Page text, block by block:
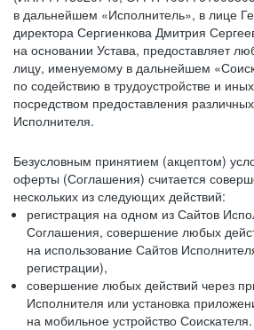
в дальнейшем «Исполнитель», в лице
директора Сергиенкова Дмитрия
на основании Устава, предоставляет
лицу, именуемому в дальнейшем
по содействию в трудоустройстве и
посредством предоставления
Исполнителя.
Безусловным принятием (акцептом)
оферты (Соглашения) считается
нескольких из следующих действий:
регистрация на одном из Сайтов
Соглашения, совершение любых
на использование Сайтов
регистрации),
совершение любых действий через
Исполнителя или установка
на мобильное устройство Соискателя.